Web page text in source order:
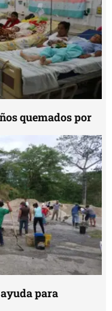
quemados por
para